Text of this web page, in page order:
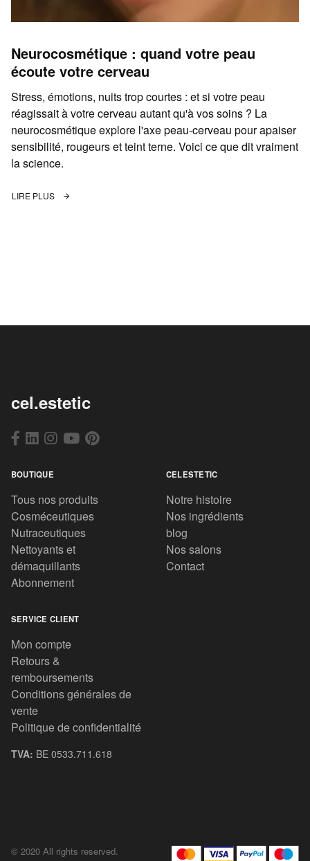
Neurocosmétique : quand votre peau
écoute votre cerveau
Stress, émotions, nuits trop courtes : et si votre peau
réagissait à votre cerveau autant qu'à vos soins ? La
neurocosmétique explore l'axe peau-cerveau pour apaiser
sensibilité, rougeurs et teint terne. Voici ce que dit vraiment
la science.
LIRE PLUS
cel.estetic
BOUTIQUE
Tous nos produits
Cosméceutiques
Nutraceutiques
Nettoyants et
démaquillants
Abonnement
CELESTETIC
Notre histoire
Nos ingrédients
blog
Nos salons
Contact
SERVICE CLIENT
Mon compte
Retours &
remboursements
Conditions générales de
vente
Politique de confidentialité
TVA: BE 0533.711.618
© 2020 All rights reserved.